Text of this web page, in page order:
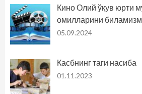
Кино Олий ўқув юрти
омилларини
05.09.2024
Касбнинг таги насиба
01.11.2023